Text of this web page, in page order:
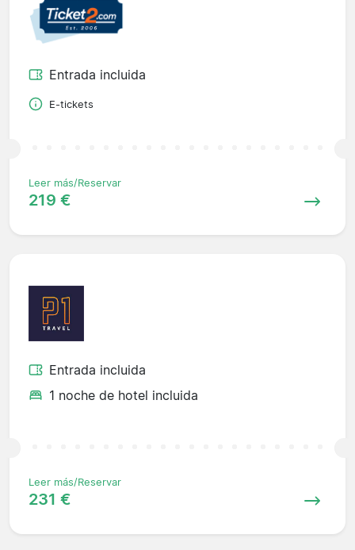
Entrada incluida
E-tickets
Leer más/Reservar
219 €
Entrada incluida
1 noche de hotel incluida
Leer más/Reservar
231 €